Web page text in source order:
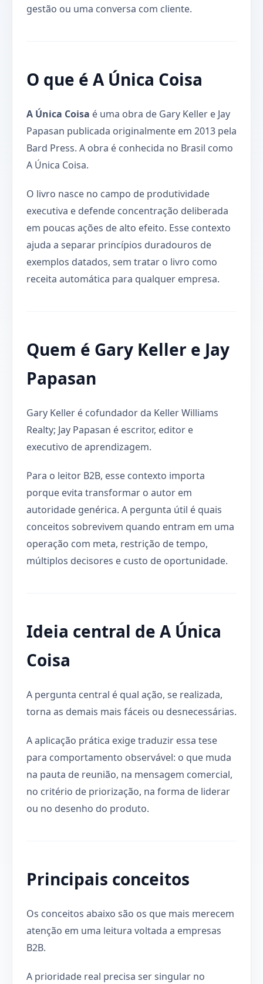
gestão ou uma conversa com cliente.
O que é A Única Coisa
A Única Coisa é uma obra de Gary Keller e Jay
Papasan publicada originalmente em 2013 pela
Bard Press. A obra é conhecida no Brasil como
A Única Coisa.
O livro nasce no campo de produtividade
executiva e defende concentração deliberada
em poucas ações de alto efeito. Esse contexto
ajuda a separar princípios duradouros de
exemplos datados, sem tratar o livro como
receita automática para qualquer empresa.
Quem é Gary Keller e Jay
Papasan
Gary Keller é cofundador da Keller Williams
Realty; Jay Papasan é escritor, editor e
executivo de aprendizagem.
Para o leitor B2B, esse contexto importa
porque evita transformar o autor em
autoridade genérica. A pergunta útil é quais
conceitos sobrevivem quando entram em uma
operação com meta, restrição de tempo,
múltiplos decisores e custo de oportunidade.
Ideia central de A Única
Coisa
A pergunta central é qual ação, se realizada,
torna as demais mais fáceis ou desnecessárias.
A aplicação prática exige traduzir essa tese
para comportamento observável: o que muda
na pauta de reunião, na mensagem comercial,
no critério de priorização, na forma de liderar
ou no desenho do produto.
Principais conceitos
Os conceitos abaixo são os que mais merecem
atenção em uma leitura voltada a empresas
B2B.
A prioridade real precisa ser singular no